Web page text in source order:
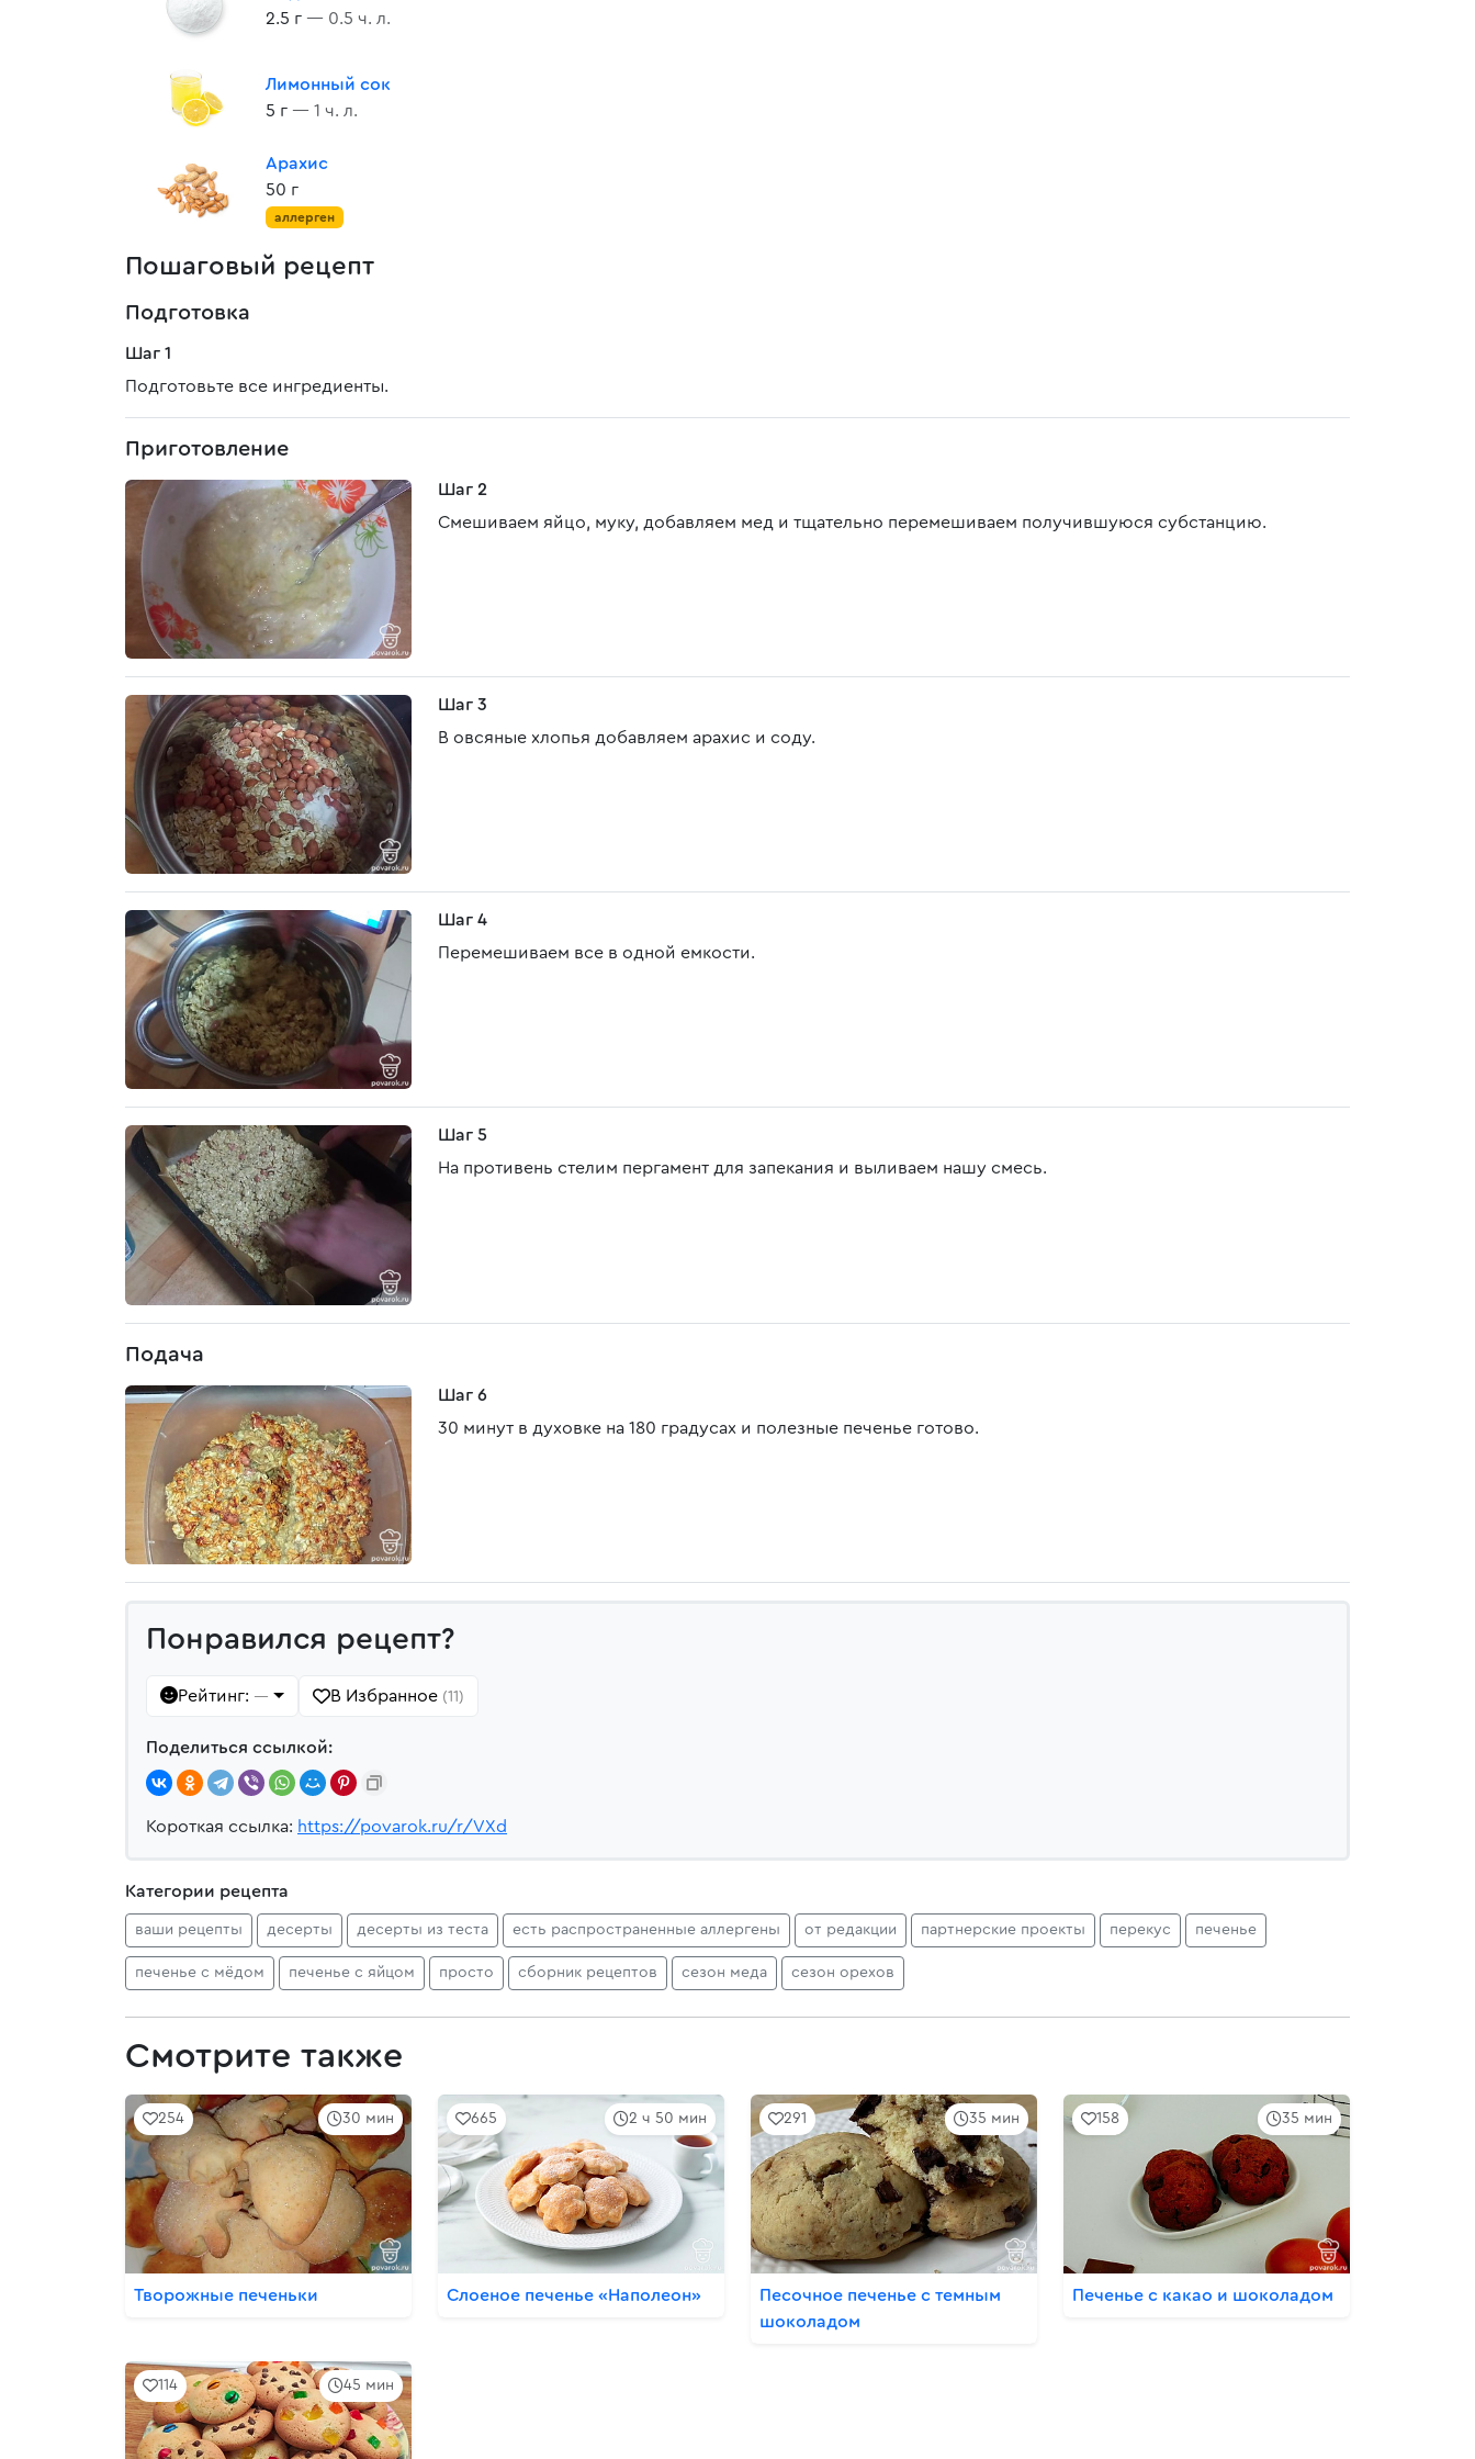
2.5 г — 0.5 ч. л.
Лимонный сок
5 г — 1 ч. л.
Арахис
50 г
аллерген
Пошаговый рецепт
Подготовка
Шаг 1
Подготовьте все ингредиенты.
Приготовление
Шаг 2
Смешиваем яйцо, муку, добавляем мед и тщательно перемешиваем получившуюся субстанцию.
Шаг 3
В овсяные хлопья добавляем арахис и соду.
Шаг 4
Перемешиваем все в одной емкости.
Шаг 5
На противень стелим пергамент для запекания и выливаем нашу смесь.
Подача
Шаг 6
30 минут в духовке на 180 градусах и полезные печенье готово.
Понравился рецепт?
Рейтинг: — В Избранное (11)
Поделиться ссылкой:
Короткая ссылка: https://povarok.ru/r/VXd
Категории рецепта
ваши рецепты десерты десерты из теста есть распространенные аллергены от редакции партнерские проекты перекус печенье
печенье с мёдом печенье с яйцом просто сборник рецептов сезон меда сезон орехов
Смотрите также
30 мин
254
Творожные печеньки
2 ч 50 мин
665
Слоеное печенье «Наполеон»
35 мин
291
Песочное печенье с темным
шоколадом
35 мин
158
Печенье с какао и шоколадом
45 мин
114